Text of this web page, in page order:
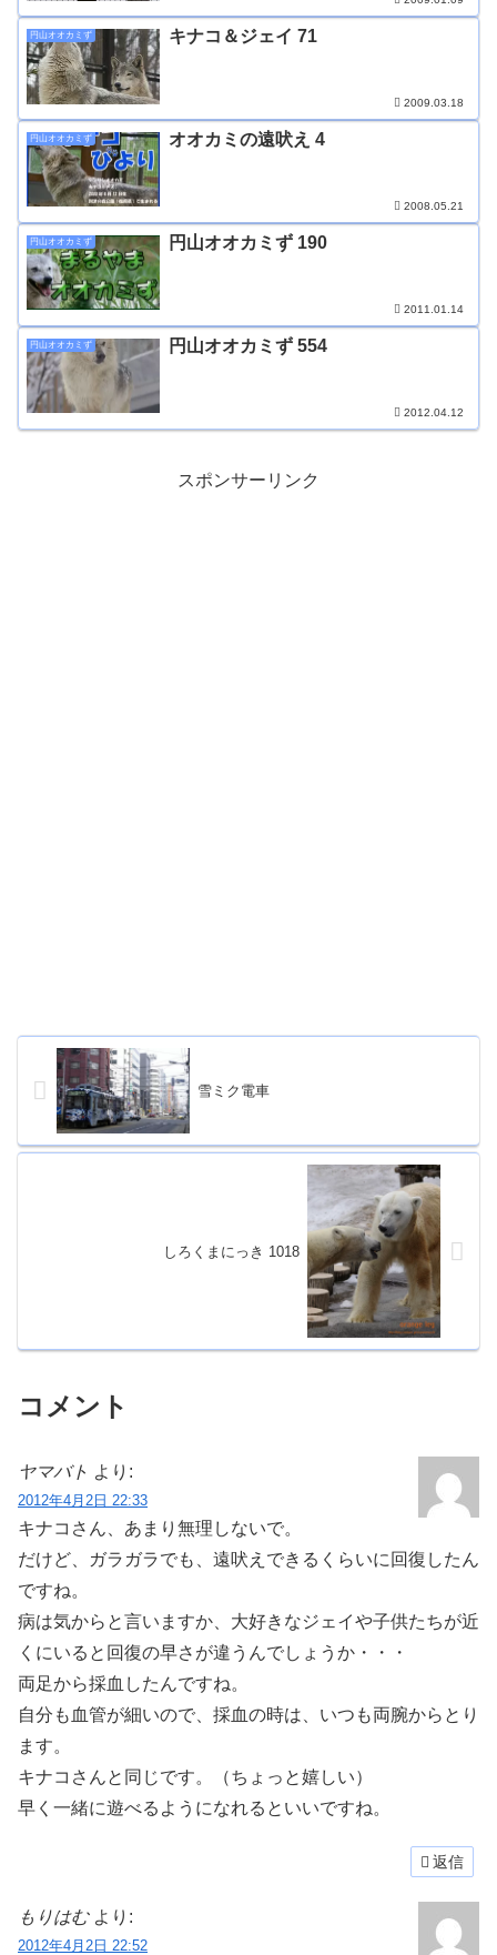
円山オオカミず キナコ＆ジェイ 71
2009.03.18
円山オオカミず オオカミの遠吠え 4
2008.05.21
円山オオカミず 円山オオカミず 190
2011.01.14
円山オオカミず 円山オオカミず 554
2012.04.12
スポンサーリンク
雪ミク電車
しろくまにっき 1018
コメント
ヤマバト より:
2012年4月2日 22:33
キナコさん、あまり無理しないで。
だけど、ガラガラでも、遠吠えできるくらいに回復したん
ですね。
病は気からと言いますか、大好きなジェイや子供たちが近
くにいると回復の早さが違うんでしょうか・・・
両足から採血したんですね。
自分も血管が細いので、採血の時は、いつも両腕からとり
ます。
キナコさんと同じです。（ちょっと嬉しい）
早く一緒に遊べるようになれるといいですね。
返信
もりはむ より:
2012年4月2日 22:52